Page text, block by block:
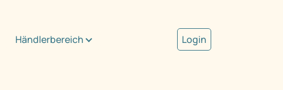
Händlerbereich Login